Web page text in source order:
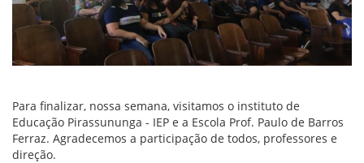
Para finalizar, nossa semana, visitamos o instituto de
Educação Pirassununga - IEP e a Escola Prof. Paulo de Barros
Ferraz. Agradecemos a participação de todos, professores e
direção.